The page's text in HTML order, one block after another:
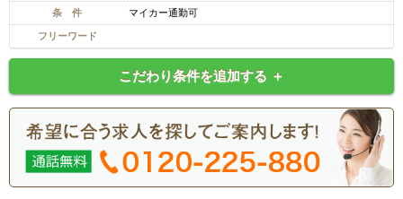
条 件 マイカー通勤可
フリーワード
こだわり条件を追加する ＋